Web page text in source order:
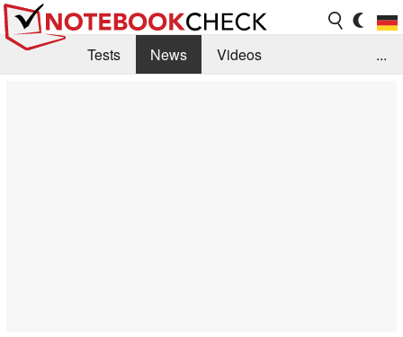
Tests News
Videos
...